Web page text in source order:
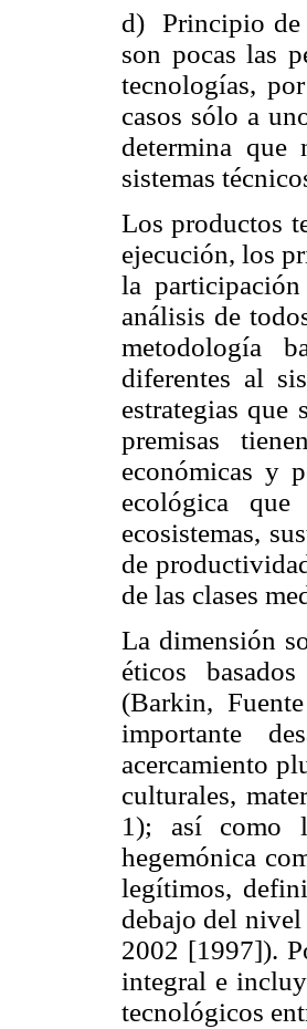
d) Principio de
son pocas las
tecnologías,
casos sólo a
determina
sistemas
Los productos
ejecución, los
la
análisis de
metodología
diferentes al
estrategias que
premisas
económicas y
ecológica
ecosistemas,
de
de las clases
La dimensión
éticos
(Barkin,
importante
acercamiento
culturales,
1); así como
hegemónica
legítimos,
debajo del
2002 [1997]).
integral e
tecnológicos